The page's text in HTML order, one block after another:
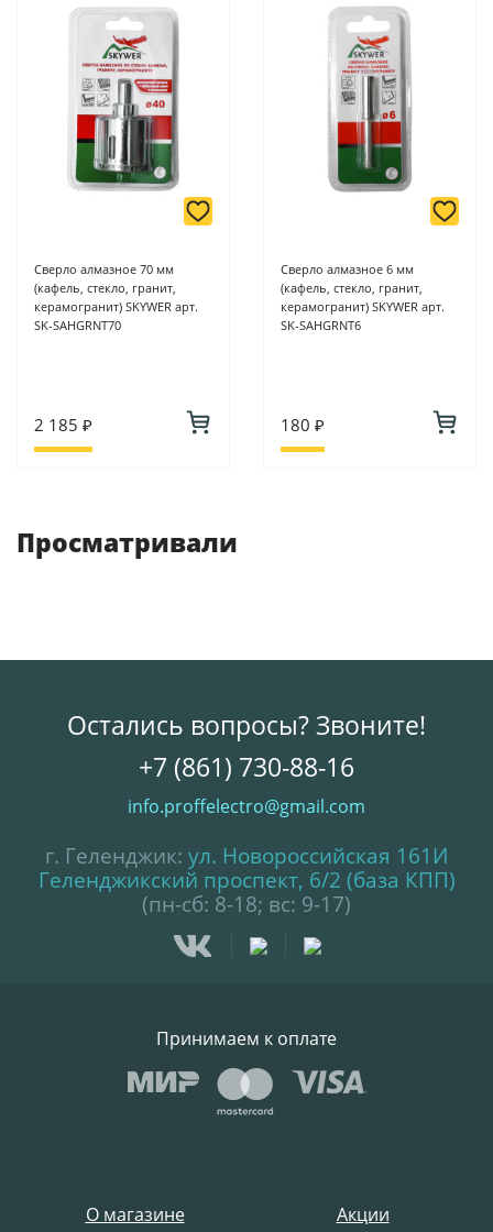
Сверло алмазное 70 мм
(кафель, стекло, гранит,
керамогранит) SKYWER арт.
SK-SAHGRNT70
2 185 ₽
Сверло алмазное 6 мм
(кафель, стекло, гранит,
керамогранит) SKYWER арт.
SK-SAHGRNT6
180 ₽
Просматривали
О магазине
Акции
Остались вопросы? Звоните!
+7 (861) 730-88-16
info.proffelectro@gmail.com
г. Геленджик: ул. Новороссийская 161И
Геленджикский проспект, 6/2 (база КПП)
(пн-сб: 8-18; вс: 9-17)
Принимаем к оплате